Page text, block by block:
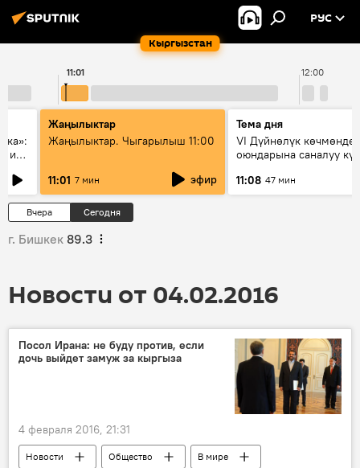
Кыргызстан
РУС
12:00
11:01
и
Жаңылыктар
Жаңылыктар. Чыгарылыш 11:00
11:01 7 мин эфир
Тема дня
VI Дүйнөлүк
оюндарына саналуу
этапка жетти?
11:08 47 мин
Вчера Сегодня
г. Бишкек 89.3
Новости от 04.02.2016
Посол Ирана: не буду против, если
дочь выйдет замуж за кыргыза
4 февраля 2016, 21:31
Новости Общество
В мире